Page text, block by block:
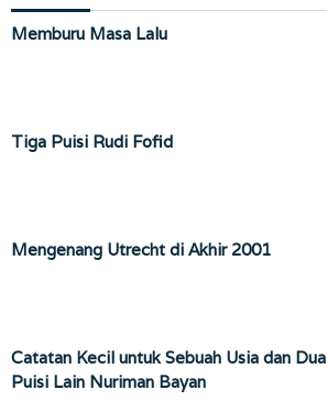
Memburu Masa Lalu
Tiga Puisi Rudi Fofid
Mengenang Utrecht di Akhir 2001
Catatan Kecil untuk Sebuah Usia dan Dua
Puisi Lain Nuriman Bayan